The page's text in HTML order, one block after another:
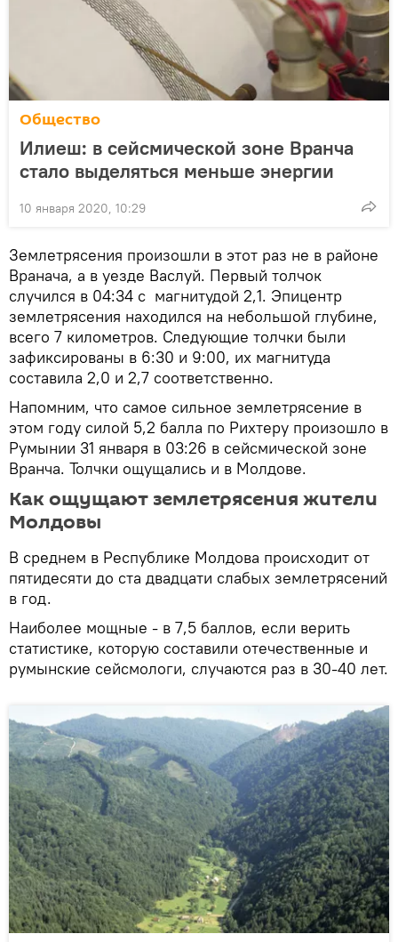
Общество
Илиеш: в сейсмической зоне Вранча
стало выделяться меньше энергии
10 января 2020, 10:29
Землетрясения произошли в этот раз не в районе
Вранача, а в уезде Васлуй. Первый толчок
случился в 04:34 с магнитудой 2,1. Эпицентр
землетрясения находился на небольшой глубине,
всего 7 километров. Следующие толчки были
зафиксированы в 6:30 и 9:00, их магнитуда
составила 2,0 и 2,7 соответственно.
Напомним, что самое сильное землетрясение в
этом году силой 5,2 балла по Рихтеру произошло в
Румынии 31 января в 03:26 в сейсмической зоне
Вранча. Толчки ощущались и в Молдове.
Как ощущают землетрясения жители
Молдовы
В среднем в Республике Молдова происходит от
пятидесяти до ста двадцати слабых землетрясений
в год.
Наиболее мощные - в 7,5 баллов, если верить
статистике, которую составили отечественные и
румынские сейсмологи, случаются раз в 30-40 лет.